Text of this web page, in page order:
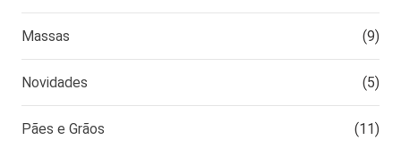
Massas (9)
Novidades (5)
Pães e Grãos (11)